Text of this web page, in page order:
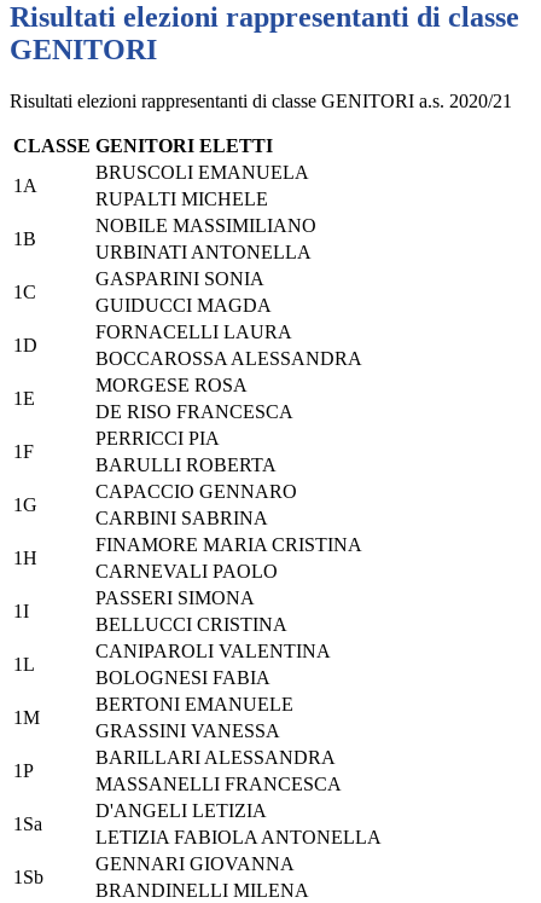
Risultati elezioni rappresentanti di classe
GENITORI
Risultati elezioni rappresentanti di classe GENITORI a.s. 2020/21
CLASSE GENITORI ELETTI
1A
BRUSCOLI EMANUELA
RUPALTI MICHELE
1B
NOBILE MASSIMILIANO
URBINATI ANTONELLA
1C
GASPARINI SONIA
GUIDUCCI MAGDA
1D
FORNACELLI LAURA
BOCCAROSSA ALESSANDRA
1E
MORGESE ROSA
DE RISO FRANCESCA
1F
PERRICCI PIA
BARULLI ROBERTA
1G
CAPACCIO GENNARO
CARBINI SABRINA
1H
FINAMORE MARIA CRISTINA
CARNEVALI PAOLO
1I
PASSERI SIMONA
BELLUCCI CRISTINA
1L
CANIPAROLI VALENTINA
BOLOGNESI FABIA
1M
BERTONI EMANUELE
GRASSINI VANESSA
1P
BARILLARI ALESSANDRA
MASSANELLI FRANCESCA
1Sa
D'ANGELI LETIZIA
LETIZIA FABIOLA ANTONELLA
1Sb
GENNARI GIOVANNA
BRANDINELLI MILENA